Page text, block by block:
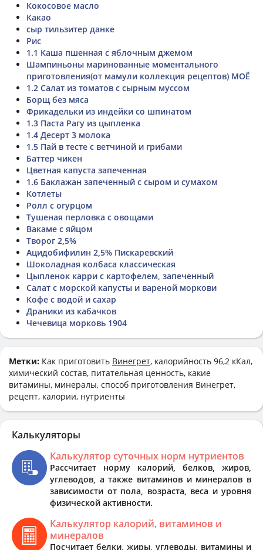
Кокосовое масло
Какао
сыр тильзитер данке
Рис
1.1 Каша пшенная с яблочным джемом
Шампиньоны маринованные моментального
приготовления(от мамули коллекция рецептов) МОЁ
1.2 Салат из томатов с сырным муссом
Борщ без мяса
Фрикадельки из индейки со шпинатом
1.3 Паста Рагу из цыпленка
1.4 Десерт 3 молока
1.5 Пай в тесте с ветчиной и грибами
Баттер чикен
Цветная капуста запеченная
1.6 Баклажан запеченный с сыром и сумахом
Котлеты
Ролл с огурцом
Тушеная перловка с овощами
Вакаме с яйцом
Творог 2,5%
Ацидобифилин 2,5% Пискаревский
Шоколадная колбаса классическая
Цыпленок карри с картофелем, запеченный
Салат с морской капусты и вареной моркови
Кофе с водой и сахар
Драники из кабачков
Чечевица морковь 1904
Метки: Как приготовить Винегрет, калорийность 96,2 кКал,
химический состав, питательная ценность, какие
витамины, минералы, способ приготовления Винегрет,
рецепт, калории, нутриенты
Калькуляторы
Калькулятор суточных норм нутриентов
Рассчитает норму калорий, белков, жиров,
углеводов, а также витаминов и минералов в
зависимости от пола, возраста, веса и уровня
физической активности.
Калькулятор калорий, витаминов и
минералов
Посчитает белки, жиры, углеводы, витамины и